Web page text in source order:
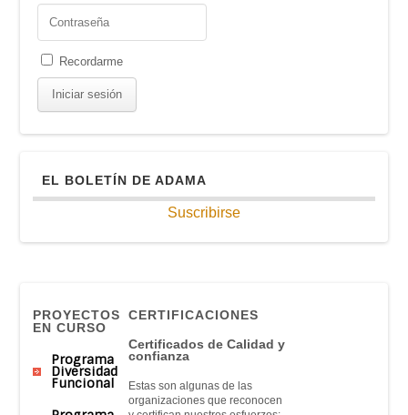
Recordarme
EL BOLETÍN DE ADAMA
Suscribirse
PROYECTOS
EN CURSO
Programa
Diversidad
Funcional
CERTIFICACIONES
Certificados de Calidad y
confianza
Estas son algunas de las
organizaciones que reconocen